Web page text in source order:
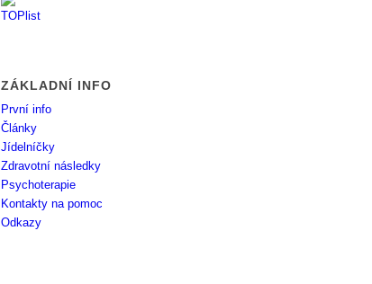
ZÁKLADNÍ INFO
První info
Články
Jídelníčky
Zdravotní následky
Psychoterapie
Kontakty na pomoc
Odkazy